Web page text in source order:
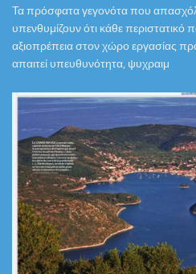
Τα πρόσφατα γεγονότα που
υπενθυμίζουν ότι κάθε
αξιοπρέπεια στον χώρο εργασίας
απαιτεί υπευθυνότητα, ψυχραιμ